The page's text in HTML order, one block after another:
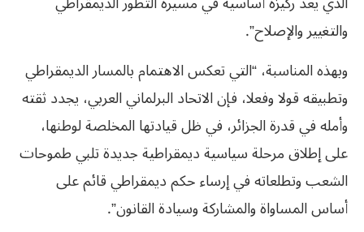
والتغيير والإصلاح”.
وبهذه المناسبة، “التي تعكس الاهتمام بالمسار الديمقراطي
وتطبيقه قولا وفعلا، فإن الاتحاد البرلماني العربي، يجدد ثقته
وأمله في قدرة الجزائر، في ظل قيادتها المخلصة لوطنها،
على إطلاق مرحلة سياسية ديمقراطية جديدة تلبي طموحات
الشعب وتطلعاته في إرساء حكم ديمقراطي قائم على
أساس المساواة والمشاركة وسيادة القانون”.